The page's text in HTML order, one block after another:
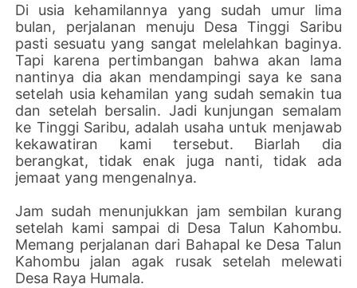
Di usia kehamilannya yang sudah umur lima
bulan, perjalanan menuju Desa Tinggi Saribu
pasti sesuatu yang sangat melelahkan baginya.
Tapi karena pertimbangan bahwa akan lama
nantinya dia akan mendampingi saya ke sana
setelah usia kehamilan yang sudah semakin tua
dan setelah bersalin. Jadi kunjungan semalam
ke Tinggi Saribu, adalah usaha untuk menjawab
kekawatiran kami tersebut. Biarlah dia
berangkat, tidak enak juga nanti, tidak ada
jemaat yang mengenalnya.
Jam sudah menunjukkan jam sembilan kurang
setelah kami sampai di Desa Talun Kahombu.
Memang perjalanan dari Bahapal ke Desa Talun
Kahombu jalan agak rusak setelah melewati
Desa Raya Humala.